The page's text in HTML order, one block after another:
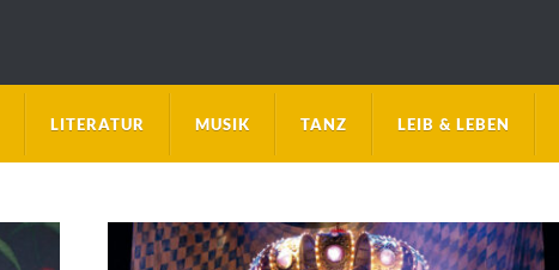
LITERATUR MUSIK TANZ LEIB & LEBEN